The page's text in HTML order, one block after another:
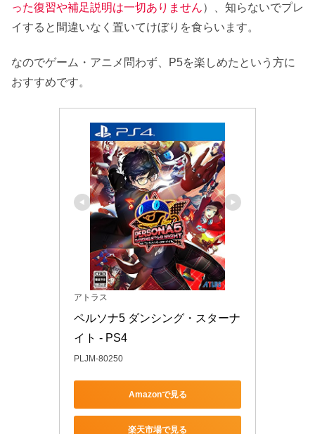
った復習や補足説明は一切ありません）、知らないでプレ
イすると間違いなく置いてけぼりを食らいます。
なのでゲーム・アニメ問わず、P5を楽しめたという方に
おすすめです。
アトラス
ペルソナ5 ダンシング・スターナ
イト - PS4
PLJM-80250
Amazonで見る
楽天市場で見る